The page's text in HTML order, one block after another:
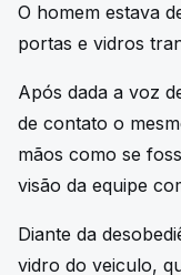
O homem estava
portas e vidros
Após dada a voz
de contato o
mãos como se
visão da equipe
Diante da
vidro do veiculo,